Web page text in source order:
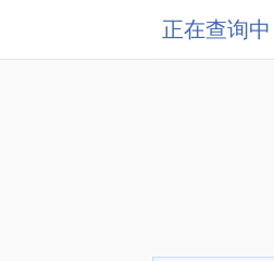
正在查询中